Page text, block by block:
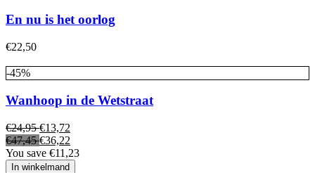
En nu is het oorlog
€22,50
-45%
Wanhoop in de Wetstraat
€24,95 €13,72
€47,45 €36,22
You save €11,23
In winkelmand